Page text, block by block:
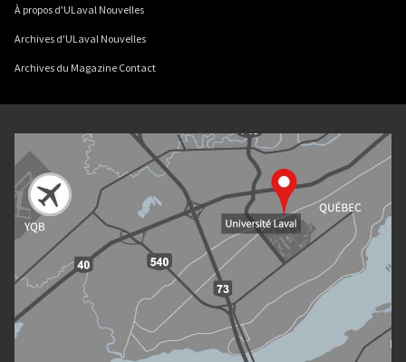
À propos d'ULaval Nouvelles
Archives d'ULaval Nouvelles
Archives du Magazine Contact